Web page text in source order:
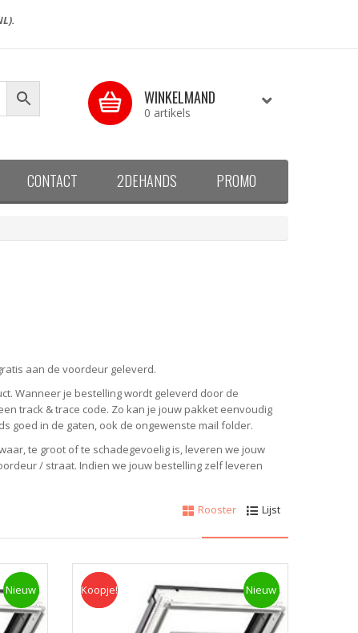
WINKELMAND
0 artikels
CONTACT 2DEHANDS PROMO
aan de voordeur geleverd.
Wanneer je bestelling wordt geleverd door de
track & trace code. Zo kan je jouw pakket eenvoudig
goed in de gaten, ook de ongewenste mail folder.
te groot of te schadegevoelig is, leveren we jouw
/ straat. Indien we jouw bestelling zelf leveren
Rooster
Lijst
Nieuw Koopje Nieuw
Koopje!